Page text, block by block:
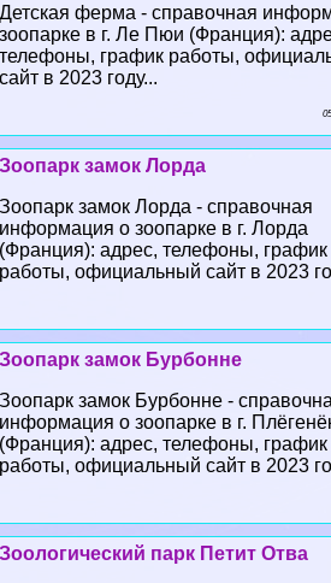
Детская ферма - справочная
зоопарке в г. Ле Пюи (Франция):
телефоны, график работы,
сайт в 2023 году...
Зоопарк замок Лорда
Зоопарк замок Лорда - справочная
информация о зоопарке в г. Лорда
(Франция): адрес, телефоны, график
работы, официальный сайт в 2023
Зоопарк замок Бурбонне
Зоопарк замок Бурбонне -
информация о зоопарке в г.
(Франция): адрес, телефоны, график
работы, официальный сайт в 2023
Зоологический парк Петит Отва